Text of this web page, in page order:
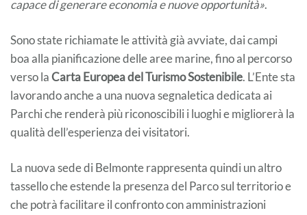
capace di generare economia e nuove opportunità».
Sono state richiamate le attività già avviate, dai campi
boa alla pianificazione delle aree marine, fino al percorso
verso laCarta Europea del Turismo Sostenibile. L’Ente sta
lavorando anche a una nuova segnaletica dedicata ai
Parchi che renderà più riconoscibili i luoghi e migliorerà la
qualità dell’esperienza dei visitatori.
La nuova sede di Belmonte rappresenta quindi un altro
tassello che estende la presenza del Parco sul territorio e
che potrà facilitare il confronto con amministrazioni